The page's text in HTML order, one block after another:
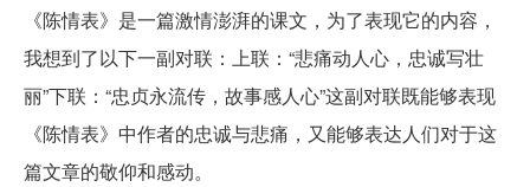
《陈情表》是一篇激情澎湃的课文，为了表现它的内容，
我想到了以下一副对联：上联：“悲痛动人心，忠诚写壮
丽”下联：“忠贞永流传，故事感人心”这副对联既能够表现
《陈情表》中作者的忠诚与悲痛，又能够表达人们对于这
篇文章的敬仰和感动。